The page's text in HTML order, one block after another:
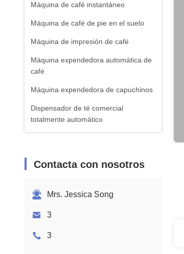
Máquina de café instantáneo
Máquina de café de pie en el suelo
Máquina de impresión de café
Máquina expendedora automática de
café
Máquina expendedora de capuchinos
Dispensador de té comercial
totalmente automático
Contacta con nosotros
Mrs. Jessica Song
3
3